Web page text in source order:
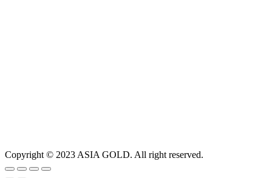
Copyright © 2023 ASIA GOLD. All right reserved.